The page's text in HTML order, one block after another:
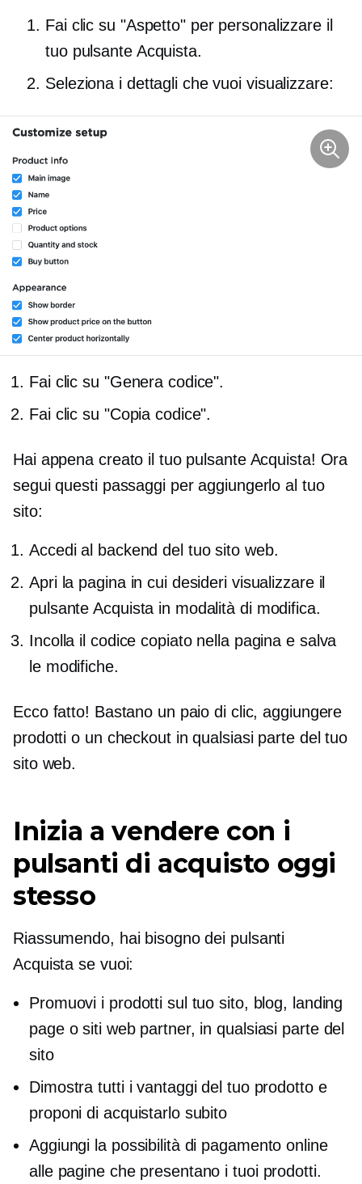
Fai clic su "Aspetto" per personalizzare il
tuo pulsante Acquista.
Seleziona i dettagli che vuoi visualizzare:
Fai clic su "Genera codice".
Fai clic su "Copia codice".
Hai appena creato il tuo pulsante Acquista! Ora
segui questi passaggi per aggiungerlo al tuo
sito:
Accedi al backend del tuo sito web.
Apri la pagina in cui desideri visualizzare il
pulsante Acquista in modalità di modifica.
Incolla il codice copiato nella pagina e salva
le modifiche.
Ecco fatto! Bastano un paio di clic, aggiungere
prodotti o un checkout in qualsiasi parte del tuo
sito web.
Inizia a vendere con i
pulsanti di acquisto oggi
stesso
Riassumendo, hai bisogno dei pulsanti
Acquista se vuoi:
Promuovi i prodotti sul tuo sito, blog, landing
page o siti web partner, in qualsiasi parte del
sito
Dimostra tutti i vantaggi del tuo prodotto e
proponi di acquistarlo subito
Aggiungi la possibilità di pagamento online
alle pagine che presentano i tuoi prodotti.